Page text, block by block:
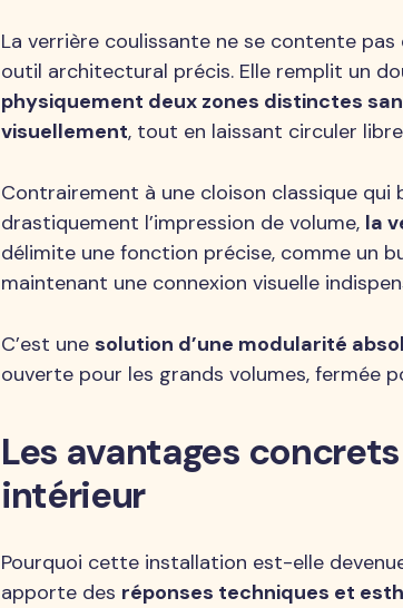
La verrière coulissante ne se contente pas
outil architectural précis. Elle remplit un
physiquement deux zones distinctes
visuellement, tout en laissant circuler
Contrairement à une cloison classique qui
drastiquement l’impression de volume, la
délimite une fonction précise, comme un
maintenant une connexion visuelle
C’est une solution d’une modularité
ouverte pour les grands volumes, fermée
Les avantages
intérieur
Pourquoi cette installation est-elle
apporte des réponses techniques et